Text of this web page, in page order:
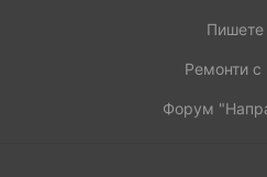
Пишете
Ремонти с
Форум